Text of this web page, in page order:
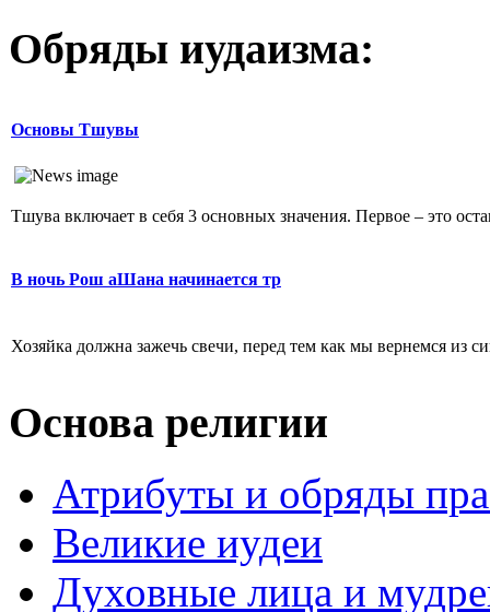
Обряды иудаизма:
Основы Тшувы
Тшува включает в себя 3 основных значения. Первое – это
В ночь Рош аШана начинается тр
Хозяйка должна зажечь свечи, перед тем как мы вернемся из
Основа религии
Атрибуты и обряды
Великие иудеи
Духовные лица и